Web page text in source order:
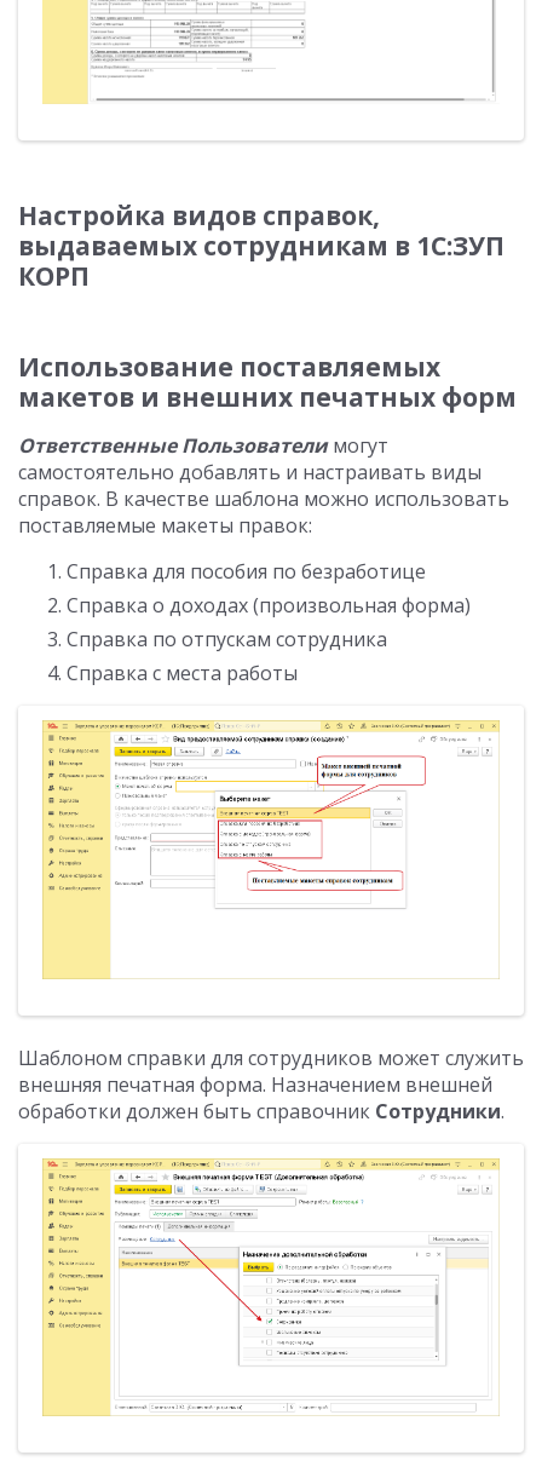
Настройка видов справок,
выдаваемых сотрудникам в 1С:ЗУП
КОРП
Использование поставляемых
макетов и внешних печатных форм
Ответственные Пользователимогут
самостоятельно добавлять и настраивать виды
справок. В качестве шаблона можно использовать
поставляемые макеты правок:
Справка для пособия по безработице
Справка о доходах (произвольная форма)
Справка по отпускам сотрудника
Справка с места работы
Шаблоном справки для сотрудников может служить
внешняя печатная форма. Назначением внешней
обработки должен быть справочник Сотрудники.